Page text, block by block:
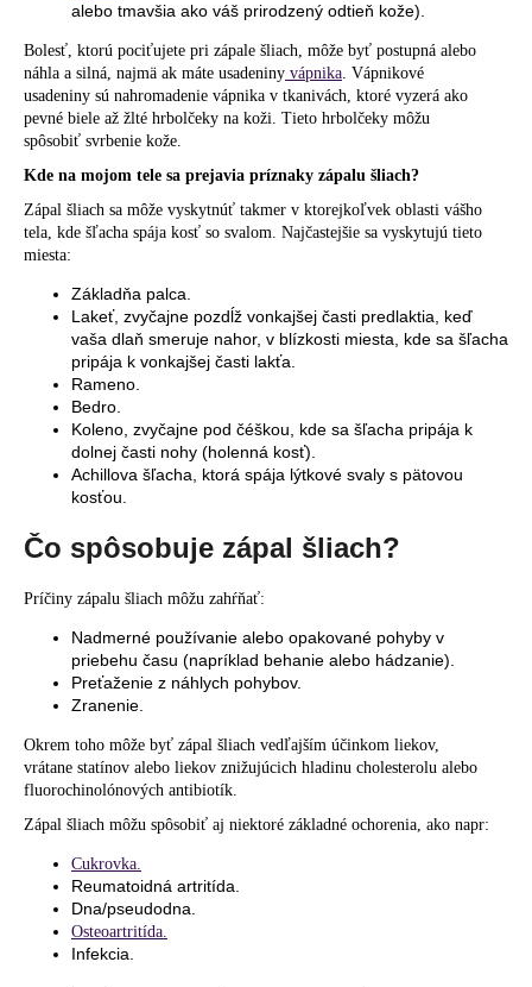
alebo tmavšia ako váš prirodzený odtieň kože).
Bolesť, ktorú pociťujete pri zápale šliach, môže byť postupná alebo
náhla a silná, najmä ak máte usadeniny vápnika. Vápnikové
usadeniny sú nahromadenie vápnika v tkanivách, ktoré vyzerá ako
pevné biele až žlté hrbolčeky na koži. Tieto hrbolčeky môžu
spôsobiť svrbenie kože.
Kde na mojom tele sa prejavia príznaky zápalu šliach?
Zápal šliach sa môže vyskytnúť takmer v ktorejkoľvek oblasti vášho
tela, kde šľacha spája kosť so svalom. Najčastejšie sa vyskytujú tieto
miesta:
Základňa palca.
Lakeť, zvyčajne pozdĺž vonkajšej časti predlaktia, keď
vaša dlaň smeruje nahor, v blízkosti miesta, kde sa šľacha
pripája k vonkajšej časti lakťa.
Rameno.
Bedro.
Koleno, zvyčajne pod čéškou, kde sa šľacha pripája k
dolnej časti nohy (holenná kosť).
Achillova šľacha, ktorá spája lýtkové svaly s pätovou
kosťou.
Čo spôsobuje zápal šliach?
Príčiny zápalu šliach môžu zahŕňať:
Nadmerné používanie alebo opakované pohyby v
priebehu času (napríklad behanie alebo hádzanie).
Preťaženie z náhlych pohybov.
Zranenie.
Okrem toho môže byť zápal šliach vedľajším účinkom liekov,
vrátane statínov alebo liekov znižujúcich hladinu cholesterolu alebo
fluorochinolónových antibiotík.
Zápal šliach môžu spôsobiť aj niektoré základné ochorenia, ako napr:
Cukrovka.
Reumatoidná artritída.
Dna/pseudodna.
Osteoartritída.
Infekcia.